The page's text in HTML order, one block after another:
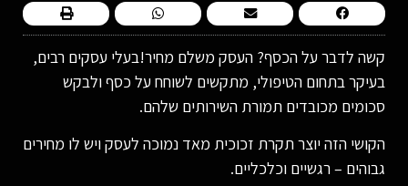
קשה לדבר על הכסף? העסק משלם מחיר!בעלי עסקים רבים,
בעיקר בתחום הטיפולי, מתקשים לשוחח על כסף ולבקש
סכומים מכובדים תמורת השירותים שלהם.
הקושי הזה יוצר תקרת זכוכית מאד נמוכה לעסק ויש לו מחירים
גבוהים – רגשיים וכלכליים.